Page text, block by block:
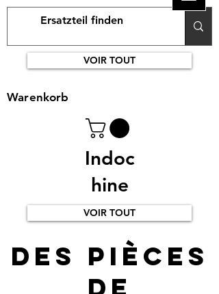
VOIR TOUT
Indoc
hine
Warenkorb
Des pièces
de
VOIR TOUT